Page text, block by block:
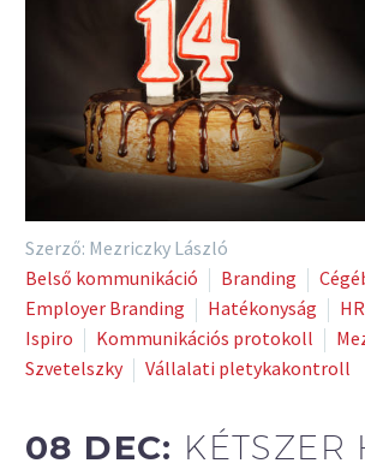
Szerző: Mezriczky László
Belső kommunikáció
Branding
Employer Branding
Hatékonyság
Ispiro
Kommunikációs protokoll
Szvetelszky
Vállalati pletykakontroll
08 DEC: KÉTSZER